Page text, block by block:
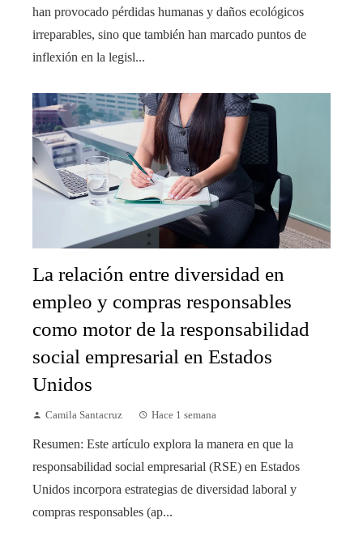
han provocado pérdidas humanas y daños ecológicos
irreparables, sino que también han marcado puntos de
inflexión en la legisl...
La relación entre diversidad en
empleo y compras responsables
como motor de la responsabilidad
social empresarial en Estados
Unidos
Camila Santacruz Hace 1 semana
Resumen: Este artículo explora la manera en que la
responsabilidad social empresarial (RSE) en Estados
Unidos incorpora estrategias de diversidad laboral y
compras responsables (ap...